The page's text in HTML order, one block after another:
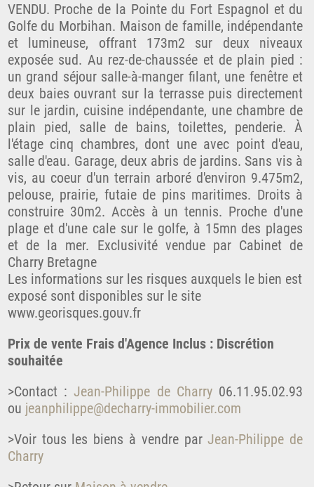
VENDU. Proche de la Pointe du Fort Espagnol et du
Golfe du Morbihan. Maison de famille, indépendante
et lumineuse, offrant 173m2 sur deux niveaux
exposée sud. Au rez-de-chaussée et de plain pied :
un grand séjour salle-à-manger filant, une fenêtre et
deux baies ouvrant sur la terrasse puis directement
sur le jardin, cuisine indépendante, une chambre de
plain pied, salle de bains, toilettes, penderie. À
l'étage cinq chambres, dont une avec point d'eau,
salle d'eau. Garage, deux abris de jardins. Sans vis à
vis, au coeur d'un terrain arboré d'environ 9.475m2,
pelouse, prairie, futaie de pins maritimes. Droits à
construire 30m2. Accès à un tennis. Proche d'une
plage et d'une cale sur le golfe, à 15mn des plages
et de la mer. Exclusivité vendue par Cabinet de
Charry Bretagne
Les informations sur les risques auxquels le bien est
exposé sont disponibles sur le site
www.georisques.gouv.fr
Prix de vente Frais d'Agence Inclus : Discrétion
souhaitée
>Contact : Jean-Philippe de Charry06.11.95.02.93
ou jeanphilippe@decharry-immobilier.com
>Voir tous les biens à vendre parJean-Philippe de
Charry